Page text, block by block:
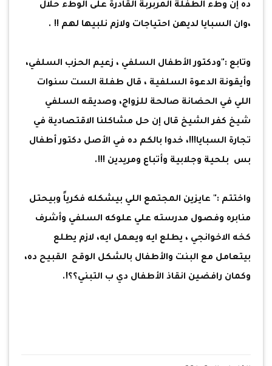
ده إن وطء الطفلة المربربة القادرة على الوطء حلال
،وان السبايا لديهن احتياجات ولازم نلبيها لهم !! .
وتابع :"ودكتور الأطفال السلفي ، زعيم الحزب السلفي،
وأيقونة الدعوة السلفية ، قال طفلة الست سنوات
اللي في الحضانة صالحة للزواج، وصديقه السلفي
شيخ كفر الشيخ قال إن حل مشاكلنا الاقتصادية في
تجارة السبايا!!!، خدوا بالكم ده في الأصل دكتور أطفال
بس بلحية وجلابية وأتباع ومريدين !!!.
واختتم :" عايزين المجتمع اللي بيشكله فكرياً وبيحتل
منابره وفصول مدرسته علي علوكه السلفي وأشرف
كخه الاخوانجي ، يطلع ايه ويعمل ايه، لازم يطلع
بيتعامل مع البنت والأطفال بالشكل الوقح القبيح ده،
وكمان رافضين انقاذ الأطفال دي ب التبني؟؟!.